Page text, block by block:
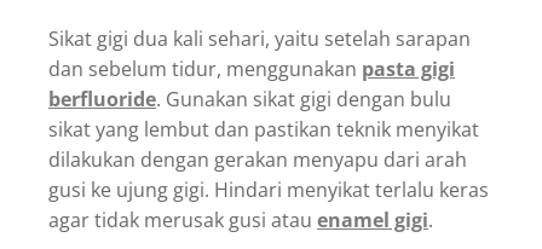
Sikat gigi dua kali sehari, yaitu setelah sarapan
dan sebelum tidur, menggunakan pasta gigi
berfluoride. Gunakan sikat gigi dengan bulu
sikat yang lembut dan pastikan teknik menyikat
dilakukan dengan gerakan menyapu dari arah
gusi ke ujung gigi. Hindari menyikat terlalu keras
agar tidak merusak gusi atau enamel gigi.